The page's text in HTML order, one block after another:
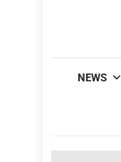
NEWS